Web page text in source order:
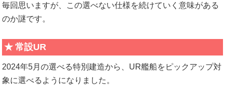
毎回思いますが、この選べない仕様を続けていく意味がある
のか謎です。
常設UR
2024年5月の選べる特別建造から、UR艦船をピックアップ対
象に選べるようになりました。